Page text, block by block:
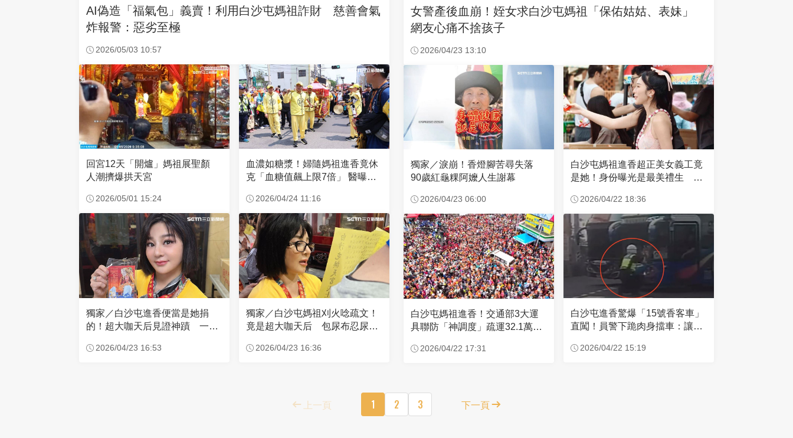
AI偽造「福氣包」義賣！利用白沙屯媽祖詐財 慈善會氣
炸報警：惡劣至極
2026/05/03 10:57
回宮12天「開爐」媽祖展聖顏
人潮擠爆拱天宮
2026/05/01 15:24
血濃如糖漿！婦隨媽祖進香竟休
克「血糖值飆上限7倍」 醫曝原
2026/04/24 11:16
獨家／白沙屯進香便當是她捐
的！超大咖天后見證神蹟 一靠
2026/04/23 16:53
獨家／白沙屯媽祖刈火唸疏文！
竟是超大咖天后 包尿布忍尿5
2026/04/23 16:36
女警產後血崩！姪女求白沙屯媽祖「保佑姑姑、表妹」
網友心痛不捨孩子
2026/04/23 13:10
獨家／淚崩！香燈腳苦尋失落
90歲紅龜粿阿嬤人生謝幕
2026/04/23 06:00
白沙屯媽祖進香超正美女義工竟
是她！身份曝光是最美禮生 一
2026/04/22 18:36
白沙屯媽祖進香！交通部3大運
具聯防「神調度」疏運32.1萬創
2026/04/22 17:31
白沙屯進香驚爆「15號香客車」
直闖！員警下跪肉身擋車：讓行
2026/04/22 15:19
上一頁 1 2 3 下一頁